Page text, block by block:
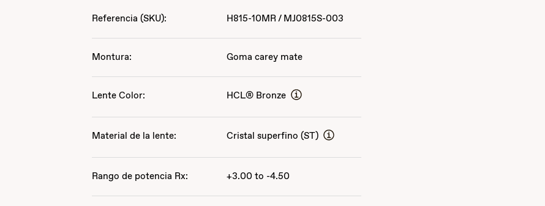
Referencia (SKU): H815-10MR/ MJ0815S-003
Montura: Goma carey mate
Lente Color: HCL® Bronze
Material de la lente: Cristal superfino (ST)
Rango de potencia Rx: +3.00 to -4.50